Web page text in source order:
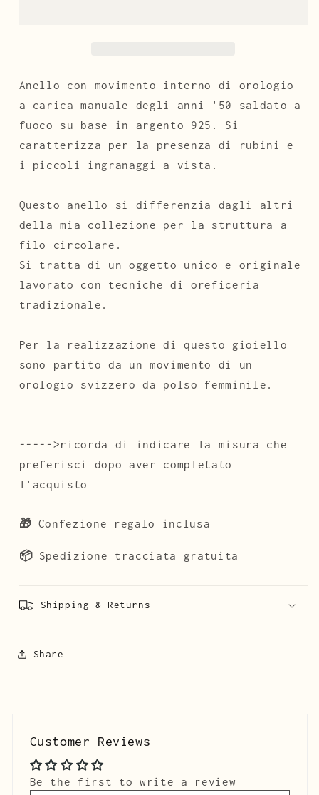
Anello con movimento interno di orologio
a carica manuale degli anni '50 saldato a
fuoco su base in argento 925. Si
caratterizza per la presenza di rubini e
i piccoli ingranaggi a vista.
Questo anello si differenzia dagli altri
della mia collezione per la struttura a
filo circolare.
Si tratta di un oggetto unico e originale
lavorato con tecniche di oreficeria
tradizionale.
Per la realizzazione di questo gioiello
sono partito da un movimento di un
orologio svizzero da polso femminile.
----->ricorda di indicare la misura che
preferisci dopo aver completato
l'acquisto
🎁 Confezione regalo inclusa
📦Spedizione tracciata gratuita
Shipping & Returns
Share
Customer Reviews
Be the first to write a review